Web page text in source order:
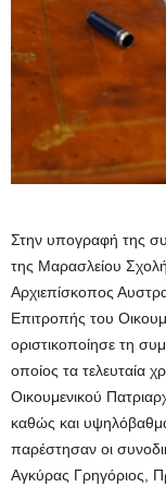
Στην υπογραφή της
της Μαρασλείου
Αρχιεπίσκοπος
Επιτροπής του
οριστικοποίησε τη
οποίος τα τελευταία
Οικουμενικού
καθώς και
παρέστησαν οι
Αγκύρας Γρηγόριος,